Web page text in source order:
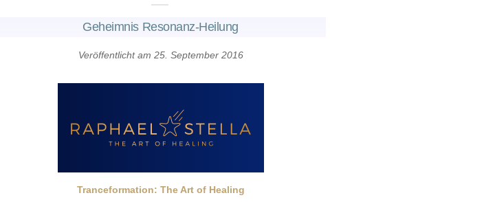
Geheimnis Resonanz-Heilung
Veröffentlicht am 25. September 2016
Tranceformation: The Art of Healing